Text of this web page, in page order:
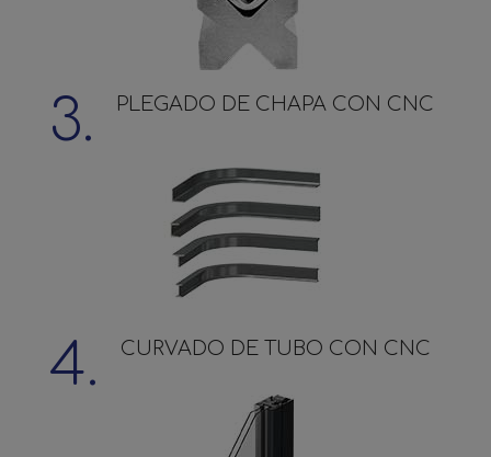
3. PLEGADO DE CHAPA CON CNC
4. CURVADO DE TUBO CON CNC